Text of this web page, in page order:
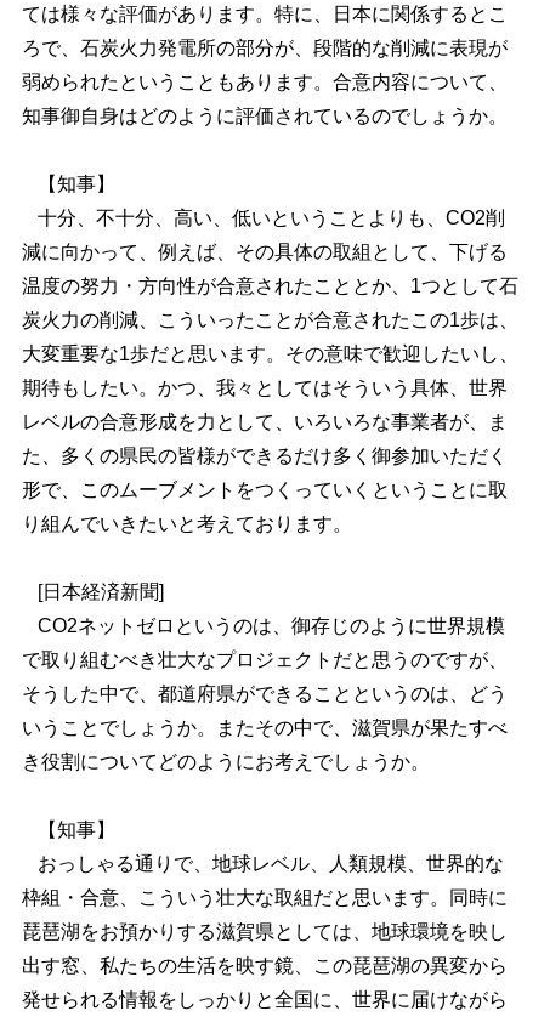
ては様々な評価があります。特に、日本に関係するとこ
ろで、石炭火力発電所の部分が、段階的な削減に表現が
弱められたということもあります。合意内容について、
知事御自身はどのように評価されているのでしょうか。
【知事】
十分、不十分、高い、低いということよりも、CO2削
減に向かって、例えば、その具体の取組として、下げる
温度の努力・方向性が合意されたこととか、1つとして石
炭火力の削減、こういったことが合意されたこの1歩は、
大変重要な1歩だと思います。その意味で歓迎したいし、
期待もしたい。かつ、我々としてはそういう具体、世界
レベルの合意形成を力として、いろいろな事業者が、ま
た、多くの県民の皆様ができるだけ多く御参加いただく
形で、このムーブメントをつくっていくということに取
り組んでいきたいと考えております。
[日本経済新聞]
CO2ネットゼロというのは、御存じのように世界規模
で取り組むべき壮大なプロジェクトだと思うのですが、
そうした中で、都道府県ができることというのは、どう
いうことでしょうか。またその中で、滋賀県が果たすべ
き役割についてどのようにお考えでしょうか。
【知事】
おっしゃる通りで、地球レベル、人類規模、世界的な
枠組・合意、こういう壮大な取組だと思います。同時に
琵琶湖をお預かりする滋賀県としては、地球環境を映し
出す窓、私たちの生活を映す鏡、この琵琶湖の異変から
発せられる情報をしっかりと全国に、世界に届けながら